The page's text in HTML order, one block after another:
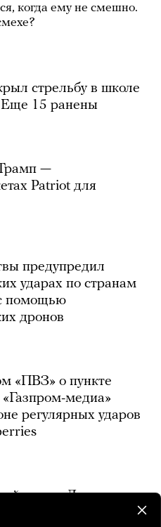
когда ему не смешно.
стрельбу в школе
Еще 15 ранены
—
Patriot для
предупредил
ударах по странам
помощью
дронов
«ПВЗ» о пункте
«Газпром-медиа»
регулярных ударов
жизни Лондона
пабах стоя. Идею уже